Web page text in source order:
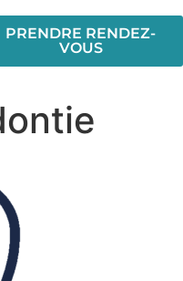
PRENDRE RENDEZ-
VOUS